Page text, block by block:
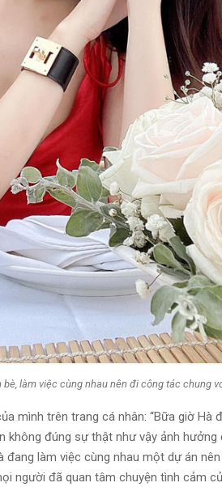
làm việc cùng nhau nên đi công tác chung
mình trên trang cá nhân: “Bữa giờ Hà
không đúng sự thật như vậy ảnh hưởng
đang làm việc cùng nhau một dự án
người đã quan tâm chuyện tình cảm